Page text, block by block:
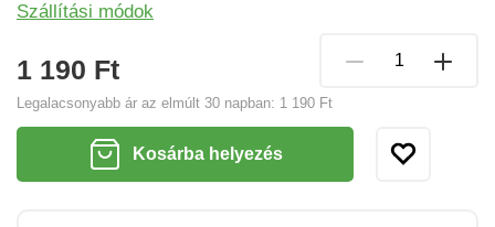
1 190 Ft
Legalacsonyabb ár az elmúlt 30 napban: 1 190 Ft
Szállítási módok
Kosárba helyezés